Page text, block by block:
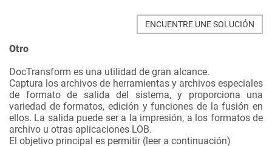
ENCUENTRE UNE SOLUCIÓN
Otro
DocTransform es una utilidad de gran alcance.
Captura los archivos de herramientas y archivos especiales
de formato de salida del sistema, y proporciona una
variedad de formatos, edición y funciones de la fusión en
ellos. La salida puede ser a la impresión, a los formatos de
archivo u otras aplicaciones LOB.
El objetivo principal es permitir (leer a continuación)